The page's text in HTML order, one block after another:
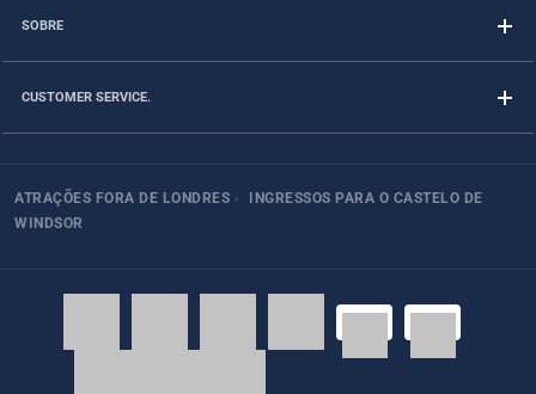
SOBRE
CUSTOMER SERVICE.
ATRAÇÕES FORA DE LONDRES ›
INGRESSOS PARA O CASTELO DE
WINDSOR